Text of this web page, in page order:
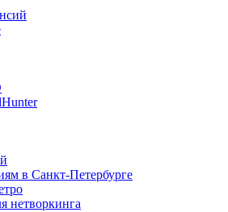
в Санкт-Петербурге
нетворкинга